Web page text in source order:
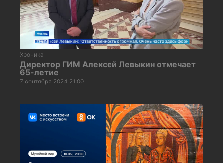
Хроника
Директор ГИМ Алексей Левыкин отмечает
65-летие
7 сентября 2024 21:00